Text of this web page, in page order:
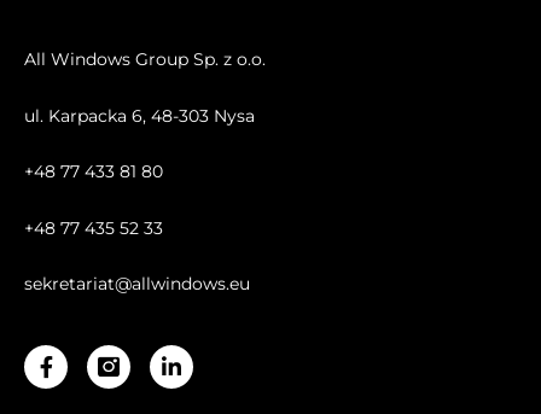
All Windows Group Sp. z o.o.
ul. Karpacka 6, 48-303 Nysa
+48 77 433 81 80
+48 77 435 52 33
sekretariat@allwindows.eu
Facebook-
f
Linkedin-
in